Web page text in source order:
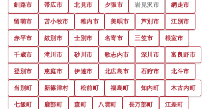
釧路市
帯広市 北見市 夕張市 岩見沢市
網走市
留萌市
苫小牧市 稚内市 美唄市 芦別市
江別市
赤平市
紋別市 士別市 名寄市 三笠市
根室市
千歳市
滝川市 砂川市 歌志内市 深川市
富良野市
登別市
恵庭市 伊達市 北広島市 石狩市
北斗市
当別町
新篠津村 松前町 福島町 知内町
木古内町
七飯町
鹿部町 森町 八雲町 長万部町
江差町